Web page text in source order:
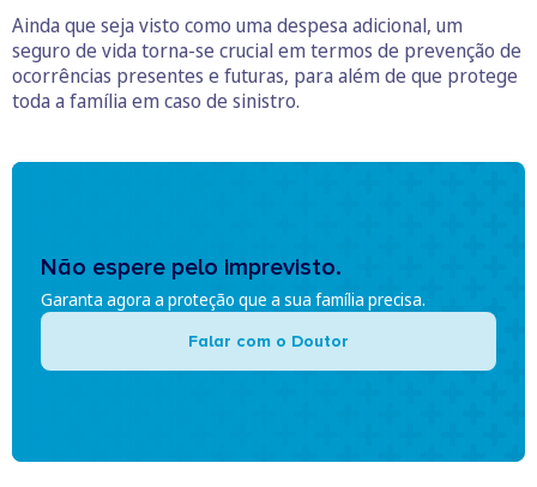
Ainda que seja visto como uma despesa adicional, um
seguro de vida torna-se crucial em termos de prevenção de
ocorrências presentes e futuras, para além de que protege
toda a família em caso de sinistro.
Não espere pelo imprevisto.
Garanta agora a proteção que a sua família precisa.
Falar com o Doutor